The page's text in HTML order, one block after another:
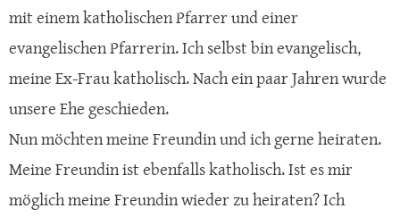
mit einem katholischen Pfarrer und einer
evangelischen Pfarrerin. Ich selbst bin evangelisch,
meine Ex-Frau katholisch. Nach ein paar Jahren wurde
unsere Ehe geschieden.
Nun möchten meine Freundin und ich gerne heiraten.
Meine Freundin ist ebenfalls katholisch. Ist es mir
möglich meine Freundin wieder zu heiraten? Ich